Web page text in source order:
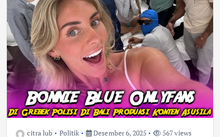
citra lub Politik Desember 6, 2025 567 views